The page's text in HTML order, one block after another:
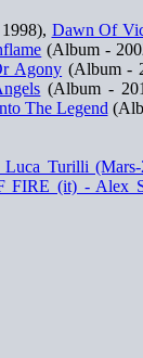
Dawn Of
(Album -
Agony (Album -
(Album -
The Legend
Turilli (Mars-
FIRE (it) - Alex